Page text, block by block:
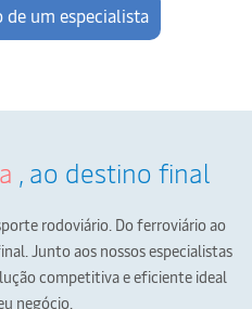
de um especialista
, ao destino final
rodoviário. Do ferroviário ao
Junto aos nossos especialistas
competitiva e eficiente ideal
negócio.